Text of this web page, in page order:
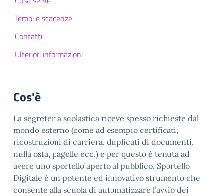
Tempi e scadenze
Contatti
Ulteriori informazioni
Cos'è
La segreteria scolastica riceve spesso richieste dal
mondo esterno (come ad esempio certificati,
ricostruzioni di carriera, duplicati di documenti,
nulla osta, pagelle ecc.) e per questo è tenuta ad
avere uno sportello aperto al pubblico. Sportello
Digitale è un potente ed innovativo strumento che
consente alla scuola di automatizzare l’avvio dei